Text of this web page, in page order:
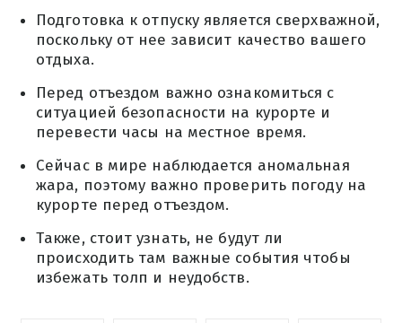
Подготовка к отпуску является сверхважной,
поскольку от нее зависит качество вашего
отдыха.
Перед отъездом важно ознакомиться с
ситуацией безопасности на курорте и
перевести часы на местное время.
Сейчас в мире наблюдается аномальная
жара, поэтому важно проверить погоду на
курорте перед отъездом.
Также, стоит узнать, не будут ли
происходить там важные события чтобы
избежать толп и неудобств.